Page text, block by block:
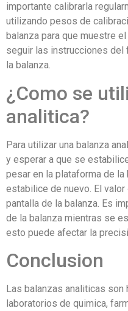
importante calibrarla
utilizando pesos de
balanza para que muestre
seguir las instrucciones del
la balanza.
¿Como se
analitica?
Para utilizar una balanza
y esperar a que se
pesar en la plataforma de
estabilice de nuevo. El
pantalla de la balanza. Es
de la balanza mientras se
esto puede afectar la
Conclusion
Las balanzas analiticas
laboratorios de quimica,